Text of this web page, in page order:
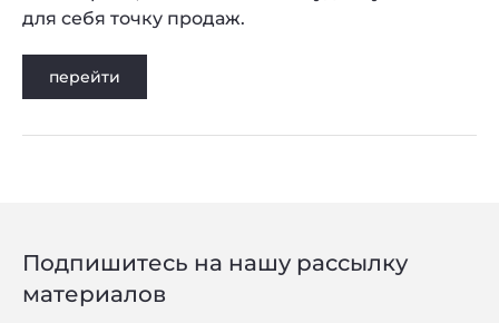
перейти
для себя точку продаж.
Подпишитесь на нашу рассылку
материалов